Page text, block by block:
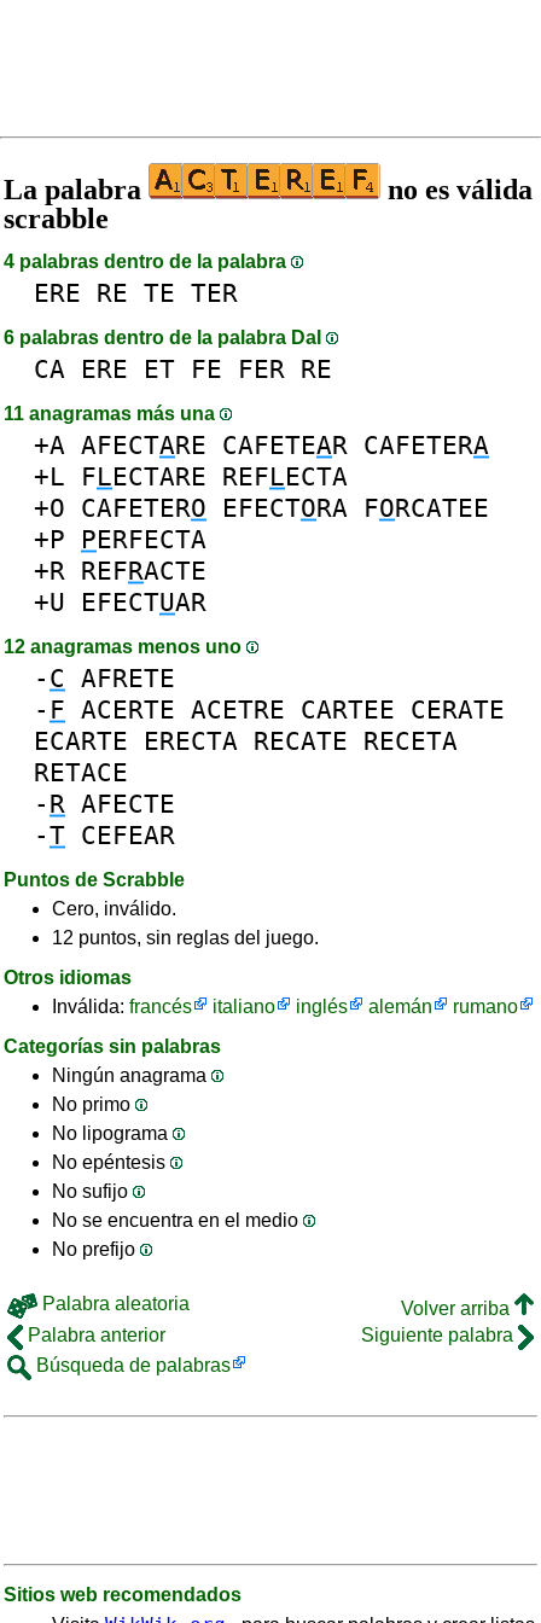
La palabra
no es válida
scrabble
4 palabras dentro de la palabra
ERE RE TE TER
6 palabras dentro de la palabra DaI
CA ERE ET FE FER RE
11 anagramas más una
+A AFECTARE CAFETEAR CAFETERA
+L FLECTARE REFLECTA
+O CAFETERO EFECTORA FORCATEE
+P PERFECTA
+R REFRACTE
+U EFECTUAR
12 anagramas menos uno
- C AFRETE
- F ACERTE ACETRE CARTEE CERATE
ECARTE
ERECTA RECATE RECETA
RETACE
- R AFECTE
-T CEFEAR
Puntos de Scrabble
Cero, inválido.
12 puntos, sin reglas del juego.
Otros idiomas
Inválida: francés italiano inglés alemán
rumano
Categorías sin palabras
Ningún anagrama
No primo
No lipograma
No epéntesis
No sufijo
No se encuentra en el medio
No prefijo
Palabra aleatoria
Volver arriba
Palabra anterior
Siguiente palabra
Búsqueda de palabras
Sitios web recomendados